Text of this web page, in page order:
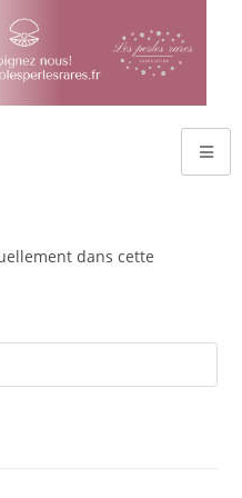
dans cette